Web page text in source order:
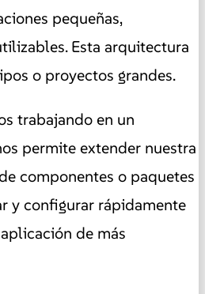
pequeñas,
Esta arquitectura
o proyectos grandes.
trabajando en un
permite extender nuestra
componentes o paquetes
y configurar rápidamente
de más